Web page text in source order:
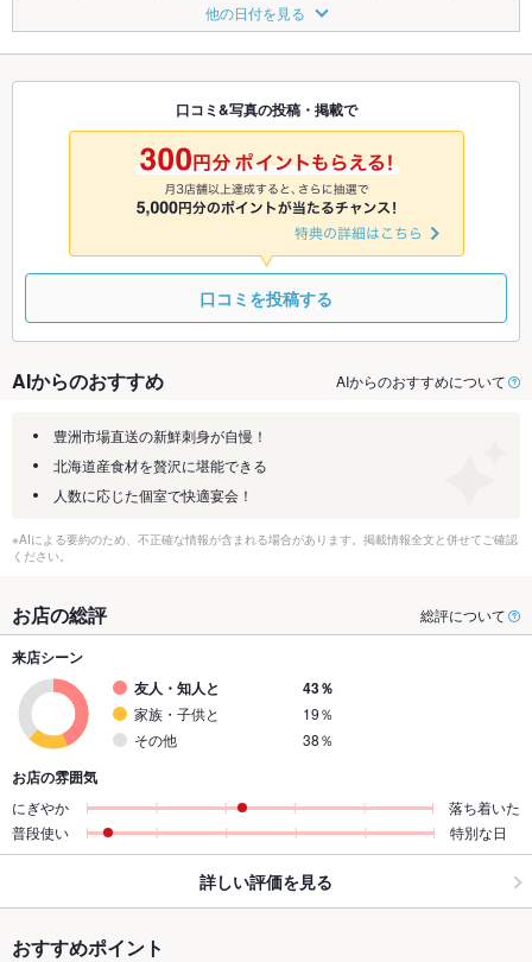
◎ ◎
8/23
◎
8/24
◎
8/25
◎ ◎ ◎
8/28 8/29 8/30
◎
8/31
◎
9/1
◎
9/2 9/3
9/6
◎ ◎ ◎ ◎
他の日付を見る
口コミ&写真の投稿・掲載で
口コミを投稿する
AIからのおすすめ AIからのおすすめについて
豊洲市場直送の新鮮刺身が自慢！
北海道産食材を贅沢に堪能できる
人数に応じた個室で快適宴会！
※AIによる要約のため、不正確な情報が含まれる場合があります。掲載情報全文と併せてご確認
ください。
お店の総評 総評について
来店シーン
友人・知人と
43％
家族・子供と
19％
その他
38％
お店の雰囲気
にぎやか
落ち着いた
普段使い
特別な日
詳しい評価を見る
おすすめポイント